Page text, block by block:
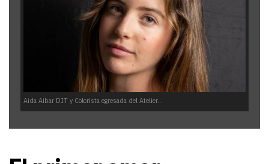
Aida Aibar DIT y Colorista egresada del Atelier...